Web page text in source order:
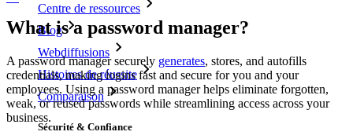
Centre de ressources
Blog
Webdiffusions
Histoires de réussite
Comparaison
Sécurité & Confiance
What is a password manager?
A password manager securely generates, stores, and autofills
credentials, making logins fast and secure for you and your
employees. Using a password manager helps eliminate forgotten,
weak, or reused passwords while streamlining access across your
business.